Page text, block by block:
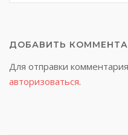
ДОБАВИТЬ
Для отправки
авторизоваться.